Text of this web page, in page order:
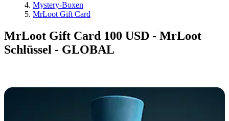
Mystery-Boxen
MrLoot Gift Card
MrLoot Gift Card 100 USD - MrLoot
Schlüssel - GLOBAL